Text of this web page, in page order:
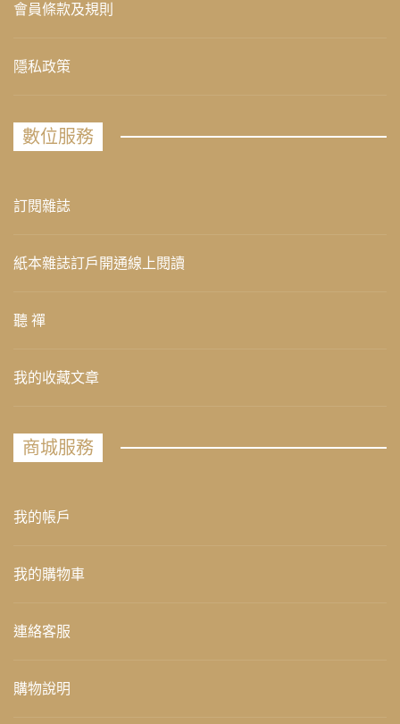
會員條款及規則
隱私政策
數位服務
訂閱雜誌
紙本雜誌訂戶開通線上閱讀
聽 禪
我的收藏文章
商城服務
我的帳戶
我的購物車
連絡客服
購物說明